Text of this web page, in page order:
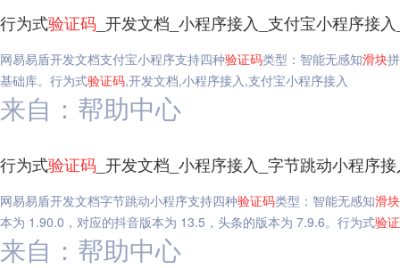
行为式验证码 _开发文档_小程序接入_支付宝小程序接
网易易盾开发文档支付宝小程序支持四种验证码类型：智能无感知滑块
基础库。行为式验证码,开发文档,小程序接入,支付宝小程序接入
来自：帮助中心
行为式验证码 _开发文档_小程序接入_字节跳动小程序
网易易盾开发文档字节跳动小程序支持四种验证码类型：智能无感知滑块
本为 1.90.0，对应的抖音版本为 13.5，头条的版本为 7.9.6。行为式验
来自：帮助中心